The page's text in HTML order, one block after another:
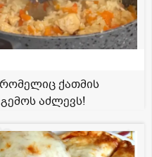
ქათმის
აძლევს!